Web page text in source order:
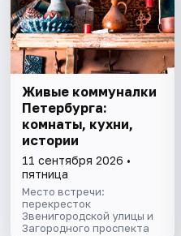
Живые коммуналки
Петербурга:
комнаты, кухни,
истории
11 сентября 2026 •
пятница
Место встречи:
перекресток
Звенигородской улицы и
Загородного проспекта